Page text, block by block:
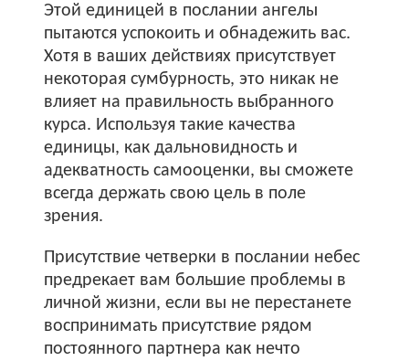
Этой единицей в послании ангелы
пытаются успокоить и обнадежить вас.
Хотя в ваших действиях присутствует
некоторая сумбурность, это никак не
влияет на правильность выбранного
курса. Используя такие качества
единицы, как дальновидность и
адекватность самооценки, вы сможете
всегда держать свою цель в поле
зрения.
Присутствие четверки в послании небес
предрекает вам большие проблемы в
личной жизни, если вы не перестанете
воспринимать присутствие рядом
постоянного партнера как нечто